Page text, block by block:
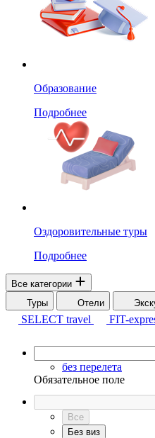
Образование
Подробнее
Оздоровительные туры
Подробнее
Все категории
Туры
Отели
SELECT travel
FIT-
без перелета
Обязательное поле
Все
Без виз